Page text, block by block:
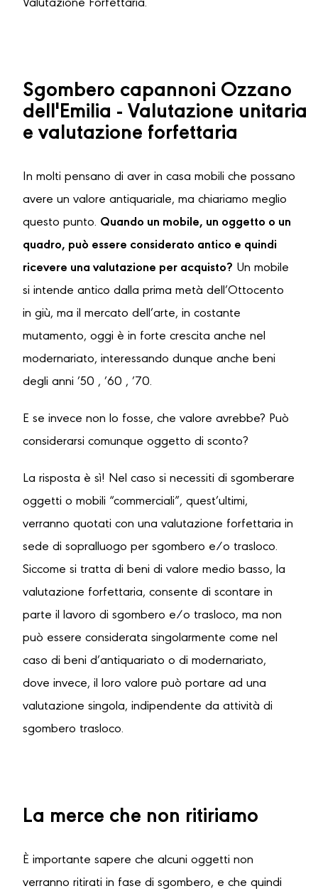
Valutazione Forfettaria.
Sgombero capannoni Ozzano
dell'Emilia - Valutazione unitaria
e valutazione forfettaria
In molti pensano di aver in casa mobili che possano
avere un valore antiquariale, ma chiariamo meglio
questo punto. Quando un mobile, un oggetto o un
quadro, può essere considerato antico e quindi
ricevere una valutazione per acquisto? Un mobile
si intende antico dalla prima metà dell’Ottocento
in giù, ma il mercato dell’arte, in costante
mutamento, oggi è in forte crescita anche nel
modernariato, interessando dunque anche beni
degli anni ’50 , ’60 , ’70.
E se invece non lo fosse, che valore avrebbe? Può
considerarsi comunque oggetto di sconto?
La risposta è sì! Nel caso si necessiti di sgomberare
oggetti o mobili “commerciali”, quest’ultimi,
verranno quotati con una valutazione forfettaria in
sede di sopralluogo per sgombero e/o trasloco.
Siccome si tratta di beni di valore medio basso, la
valutazione forfettaria, consente di scontare in
parte il lavoro di sgombero e/o trasloco, ma non
può essere considerata singolarmente come nel
caso di beni d’antiquariato o di modernariato,
dove invece, il loro valore può portare ad una
valutazione singola, indipendente da attività di
sgombero trasloco.
La merce che non ritiriamo
È importante sapere che alcuni oggetti non
verranno ritirati in fase di sgombero, e che quindi